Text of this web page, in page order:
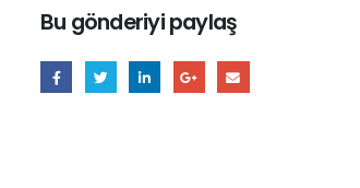
Bu gönderiyi paylaş